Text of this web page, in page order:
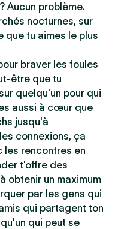
Aucun problème.
nocturnes, sur
que tu aimes le plus
braver les foules
être que tu
quelqu'un pour qui
aussi à cœur que
jusqu'à
connexions, ça
les rencontres en
t'offre des
obtenir un maximum
par les gens qui
qui partagent ton
qui peut se